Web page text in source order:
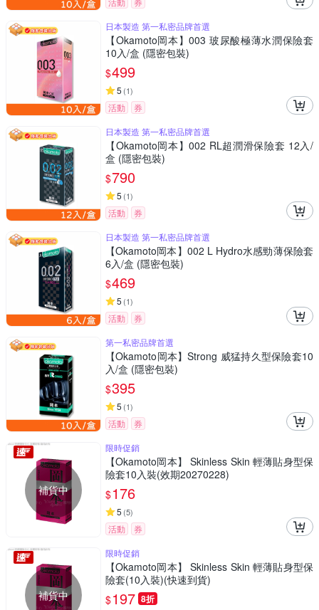
日本製造 第一私密品牌首選
【Okamoto岡本】003 玻尿酸極薄水潤保險套
10入/盒 (隱密包裝)
$499
5 (1)
活動
券
日本製造 第一私密品牌首選
【Okamoto岡本】002 RL超潤滑保險套 12入/
盒 (隱密包裝)
$790
5 (1)
活動
券
日本製造 第一私密品牌首選
【Okamoto岡本】002 L Hydro水感勁薄保險套
6入/盒 (隱密包裝)
$469
5 (1)
活動
券
第一私密品牌首選
【Okamoto岡本】Strong 威猛持久型保險套10
入/盒 (隱密包裝)
$395
5 (1)
活動 券
補貨中
限時促銷
【Okamoto岡本】 Skinless Skin 輕薄貼身型保
險套10入裝(效期20270228)
$176
5 (5)
活動 券
補貨中
限時促銷
【Okamoto岡本】 Skinless Skin 輕薄貼身型保
險套(10入裝)(快速到貨)
$197 8折